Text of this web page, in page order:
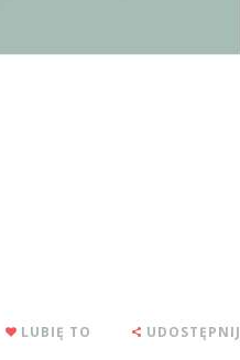
LUBIĘ TO UDOSTĘPNIJ